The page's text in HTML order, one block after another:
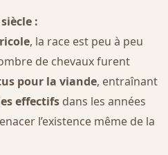
:
, la race est peu à peu
de chevaux furent
pour la viande, entraînant
effectifsdans les années
l’existence même de la